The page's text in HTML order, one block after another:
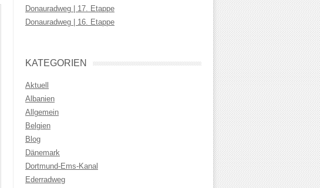
Donauradweg | 17. Etappe
Donauradweg | 16. Etappe
KATEGORIEN
Aktuell
Albanien
Allgemein
Belgien
Blog
Dänemark
Dortmund-Ems-Kanal
Ederradweg